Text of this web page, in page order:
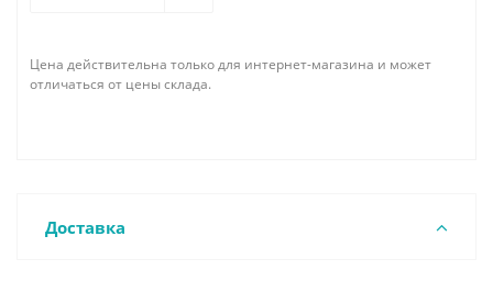
Цена действительна только для интернет-магазина и может
отличаться от цены склада.
Доставка